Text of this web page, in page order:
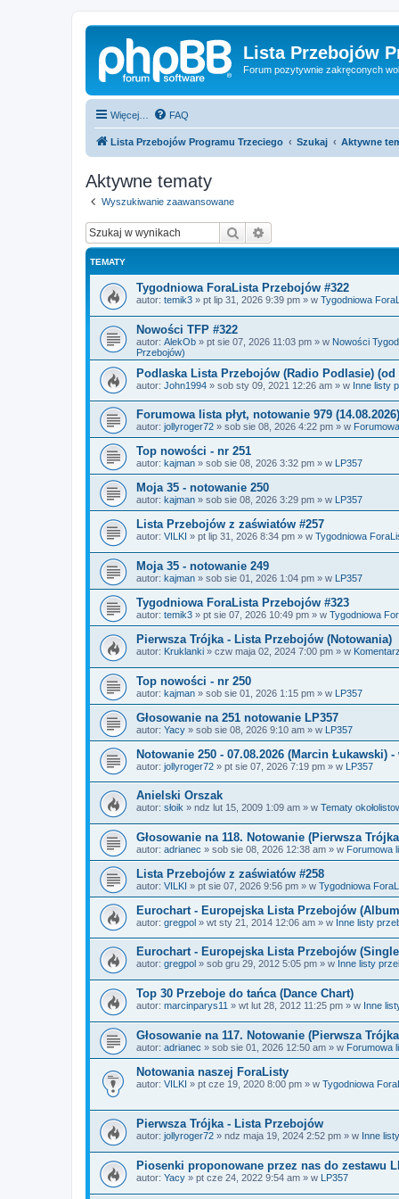
Lista Przebojów
Forum pozytywnie zakręconych
Więcej… FAQ
Lista Przebojów Programu Trzeciego Szukaj Aktywne
Aktywne tematy
Wyszukiwanie zaawansowane
Szukaj
TEMATY
Tygodniowa ForaLista Przebojów #322
autor: temik3 » pt lip 31, 2026 9:39 pm » w Tygodniowa
Nowości TFP #322
autor: AlekOb » pt sie 07, 2026 11:03 pm » w Nowości
Przebojów)
Podlaska Lista Przebojów (Radio Podlasie) (od
autor: John1994 » sob sty 09, 2021 12:26 am » w Inne listy
Forumowa lista płyt, notowanie 979 (14.08.2026)
autor: jollyroger72 » sob sie 08, 2026 4:22 pm » w
Top nowości - nr 251
autor: kajman » sob sie 08, 2026 3:32 pm » w LP357
Moja 35 - notowanie 250
autor: kajman » sob sie 08, 2026 3:29 pm » w LP357
Lista Przebojów z zaświatów #257
autor: VILKI » pt lip 31, 2026 8:34 pm » w Tygodniowa
Moja 35 - notowanie 249
autor: kajman » sob sie 01, 2026 1:04 pm » w LP357
Tygodniowa ForaLista Przebojów #323
autor: temik3 » pt sie 07, 2026 10:49 pm » w Tygodniowa
Pierwsza Trójka - Lista Przebojów (Notowania)
autor: Kruklanki » czw maja 02, 2024 7:00 pm » w
Top nowości - nr 250
autor: kajman » sob sie 01, 2026 1:15 pm » w LP357
Głosowanie na 251 notowanie LP357
autor: Yacy » sob sie 08, 2026 9:10 am » w LP357
Notowanie 250 - 07.08.2026 (Marcin Łukawski)
autor: jollyroger72 » pt sie 07, 2026 7:19 pm » w LP357
Anielski Orszak
autor: słoik » ndz lut 15, 2009 1:09 am » w Tematy
Głosowanie na 118. Notowanie (Pierwsza
autor: adrianec » sob sie 08, 2026 12:38 am » w Forumowa
Lista Przebojów z zaświatów #258
autor: VILKI » pt sie 07, 2026 9:56 pm » w Tygodniowa
Eurochart - Europejska Lista Przebojów
autor: gregpol » wt sty 21, 2014 12:06 am » w Inne listy
Eurochart - Europejska Lista Przebojów
autor: gregpol » sob gru 29, 2012 5:05 pm » w Inne listy
Top 30 Przeboje do tańca (Dance Chart)
autor: marcinparys11 » wt lut 28, 2012 11:25 pm » w Inne
Głosowanie na 117. Notowanie (Pierwsza
autor: adrianec » sob sie 01, 2026 12:50 am » w Forumowa
Notowania naszej ForaListy
autor: VILKI » pt cze 19, 2020 8:00 pm » w Tygodniowa
Pierwsza Trójka - Lista Przebojów
autor: jollyroger72 » ndz maja 19, 2024 2:52 pm » w Inne
Piosenki proponowane przez nas do zestawu
autor: Yacy » pt cze 24, 2022 9:54 am » w LP357